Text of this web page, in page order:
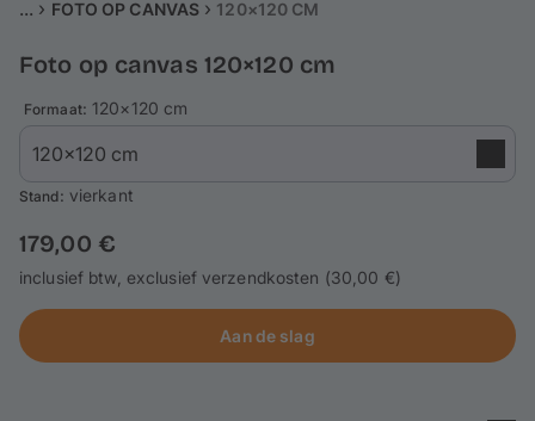
Fotopuzzels
Thema's
Service
Aanmelden / Registreren
Foto op canvas 120×120 cm
Formaat: 120×120 cm
Stand: vierkant
179,00 €
inclusief btw, exclusief verzendkosten (30,00 €)
Aan de slag
... FOTO OP CANVAS 120×120 CM